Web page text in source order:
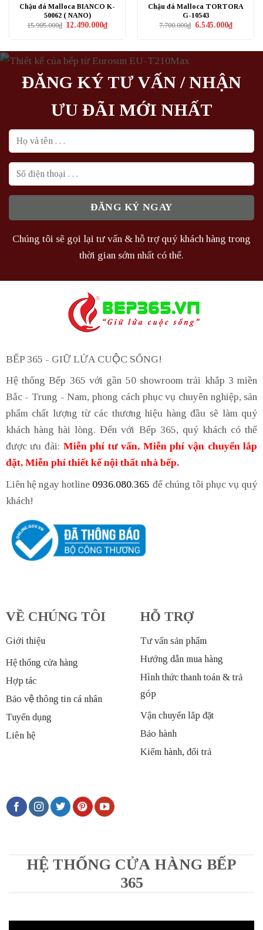
Chậu đá Malloca BIANCO K-
50062 ( NANO)
15.905.000₫ Giá
12.490.000₫Giá
hiện
12.490.000₫.
Chậu đá Malloca TORTORA
G-10543
7.700.000₫ Giá
6.545.000₫Giá
hiện
ĐĂNG KÝ TƯ VẤN / NHẬN
ƯU ĐÃI MỚI NHẤT
Chúng tôi sẽ gọi lại tư vấn & hỗ trợ quý khách hàng trong
thời gian sớm nhất có thể.
BẾP 365 - GIỮ LỬA CUỘC SỐNG!
Hệ thống Bếp 365 với gần 50 showroom trải khắp 3 miền
Bắc - Trung - Nam, phong cách phục vụ chuyên nghiệp, sản
phẩm chất lượng từ các thương hiệu hàng đầu sẽ làm quý
khách hàng hài lòng. Đến với Bếp 365, quý khách có thể
được ưu đãi: Miễn phí tư vấn, Miễn phí vận chuyển lắp
đặt, Miễn phí thiết kế nội thất nhà bếp.
Liên hệ ngay hotline 0936.080.365 để chúng tôi phục vụ quý
khách!
VỀ CHÚNG TÔI
Giới thiệu
Hệ thống cửa hàng
Hợp tác
Bảo vệ thông tin cá nhân
Tuyển dụng
Liên hệ
HỖ TRỢ
Tư vấn sản phẩm
Hướng dẫn mua hàng
Hình thức thanh toán & trả
góp
Vận chuyển lắp đặt
Bảo hành
Kiểm hành, đổi trả
HỆ THỐNG CỬA HÀNG BẾP
365